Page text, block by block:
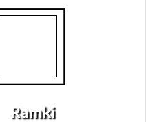
Ramki